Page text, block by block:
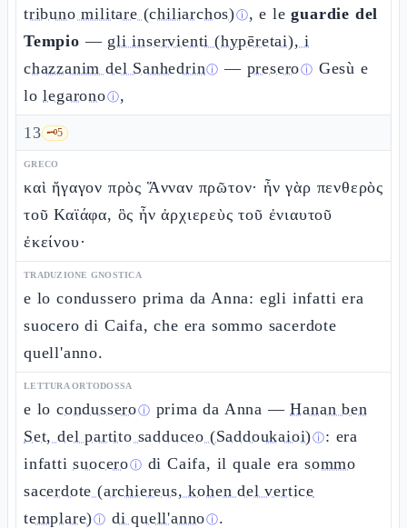
tribuno militare (chiliarchos)ⓘ, e leguardie del
Tempio — gli inservienti (hypēretai), i
chazzanim del Sanhedrinⓘ — preseroⓘ Gesù e
lolegaronoⓘ,
13 🗝️5
GRECO
καὶ ἤγαγον πρὸς Ἅνναν πρῶτον· ἦν γὰρ πενθερὸς
τοῦ Καϊάφα, ὃς ἦν ἀρχιερεὺς τοῦ ἐνιαυτοῦ
ἐκείνου·
TRADUZIONE GNOSTICA
e lo condussero prima da Anna: egli infatti era
suocero di Caifa, che era sommo sacerdote
quell'anno.
LETTURA ORTODOSSA
e lo condusseroⓘ prima da Anna —Hanan ben
Set, del partito sadduceo (Saddoukaioi)ⓘ: era
infattisuoceroⓘ di Caifa, il quale erasommo
sacerdote (archiereus, kohen del vertice
templare)ⓘ di quell'annoⓘ.